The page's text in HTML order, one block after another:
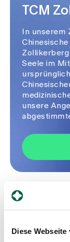
Diese
TCM
In
Chinesische
Zollikerberg
Seele im
unsere
6.
Viele